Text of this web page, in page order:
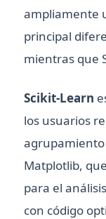
ampliamente
principal
mientras que
Scikit-Learn
los usuarios
agrupamiento
Matplotlib,
para el
con código